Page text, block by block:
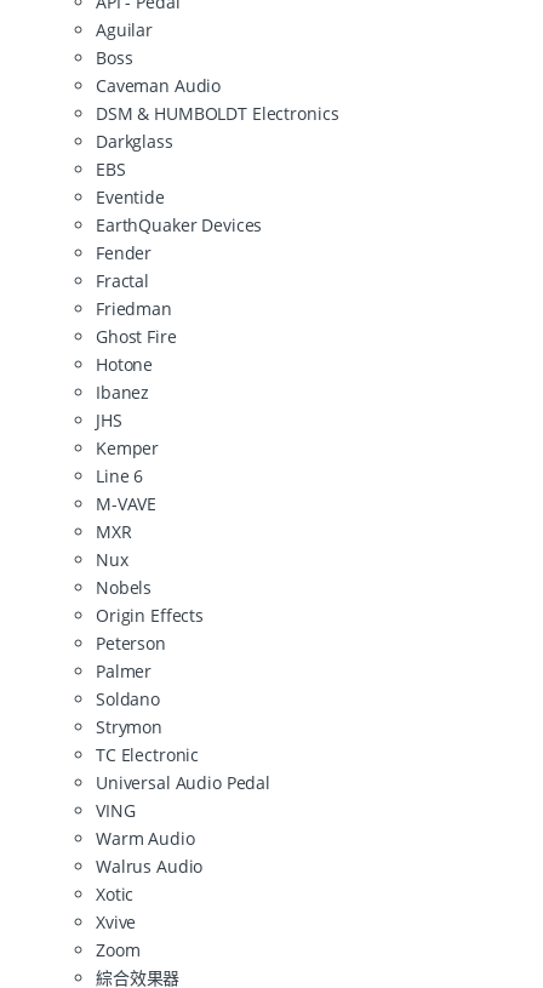
Aguilar
Boss
Caveman Audio
DSM & HUMBOLDT Electronics
Darkglass
EBS
Eventide
EarthQuaker Devices
Fender
Fractal
Friedman
Ghost Fire
Hotone
Ibanez
JHS
Kemper
Line 6
M-VAVE
MXR
Nux
Nobels
Origin Effects
Peterson
Palmer
Soldano
Strymon
TC Electronic
Universal Audio Pedal
VING
Warm Audio
Walrus Audio
Xotic
Xvive
Zoom
綜合效果器